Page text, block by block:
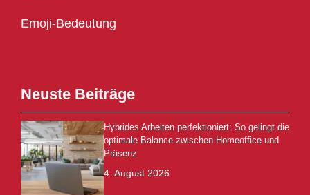
Emoji-Bedeutung
Neuste Beiträge
Hybrides Arbeiten perfektioniert: So gelingt die
optimale Balance zwischen Homeoffice und
Präsenz
4. August 2026